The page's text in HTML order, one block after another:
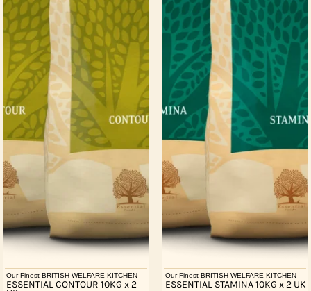
Our Finest BRITISH WELFARE KITCHEN
ESSENTIAL CONTOUR 10KG x 2
Our Finest BRITISH WELFARE KITCHEN
ESSENTIAL STAMINA 10KG x 2 UK